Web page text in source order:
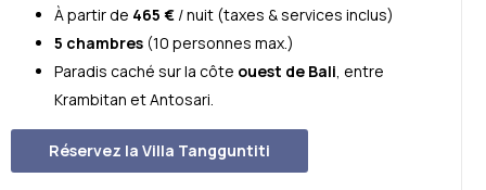
À partir de 465 € / nuit (taxes & services inclus)
5 chambres (10 personnes max.)
Paradis caché sur la côte ouest de Bali, entre
Krambitan et Antosari.
Réservez la Villa Tangguntiti